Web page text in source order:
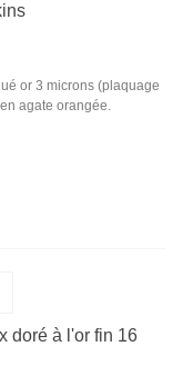
or 3 microns (plaquage
agate orangée.
doré à l'or fin 16